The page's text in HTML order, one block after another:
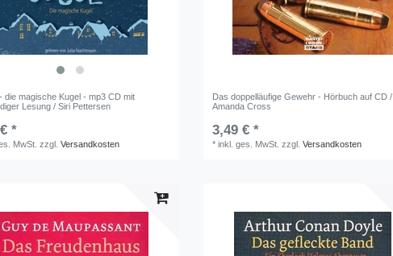
die magische Kugel - mp3 CD mit
Lesung / Siri Pettersen
*
MwSt. zzgl.Versandkosten
Das doppelläufige Gewehr - Hörbuch auf CD /
Amanda Cross
3,49 € *
*inkl. ges. MwSt. zzgl.Versandkosten